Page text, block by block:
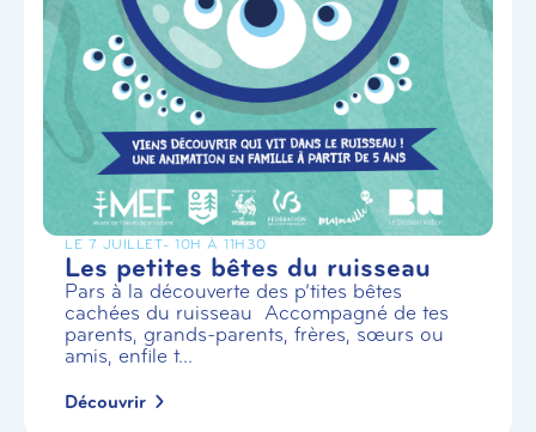
LE 7 JUILLET- 10H À 11H30
Les petites bêtes du ruisseau
Pars à la découverte des p’tites bêtes
cachées du ruisseau Accompagné de tes
parents, grands-parents, frères, sœurs ou
amis, enfile t...
Découvrir